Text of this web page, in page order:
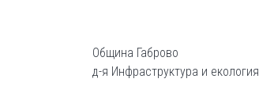
Община Габрово
д-я Инфраструктура и екология